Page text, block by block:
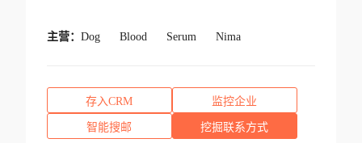
主营： Dog Blood Serum Nima
存入CRM 监控企业
智能搜邮 挖掘联系方式